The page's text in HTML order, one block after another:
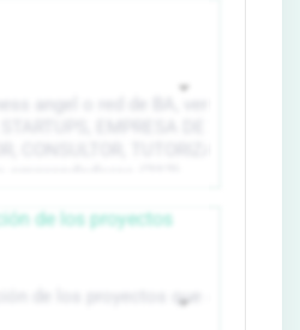
de los proyectos